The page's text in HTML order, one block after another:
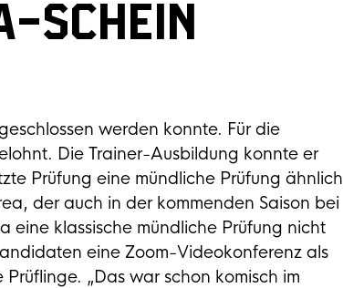
SCHEIN
werden konnte. Für die
Die Trainer-Ausbildung konnte er
Prüfung eine mündliche Prüfung ähnlich
der auch in der kommenden Saison bei
klassische mündliche Prüfung nicht
eine Zoom-Videokonferenz als
„Das war schon komisch im